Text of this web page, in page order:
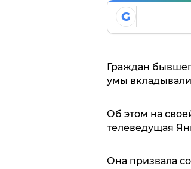
G
Граждан
умы
Об этом на
телеведущая
Она призвала